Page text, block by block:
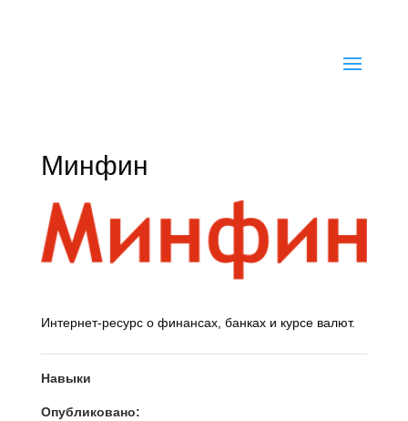
Минфин
Интернет-ресурс о финансах, банках и курсе валют.
Навыки
Опубликовано: